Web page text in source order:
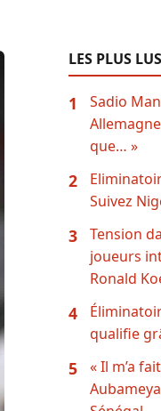
LES PLUS LUS
1
Sadio
que… »
2
Suivez
3
Tension
joueurs
Ronald
4
qualifie
5
« Il m’a